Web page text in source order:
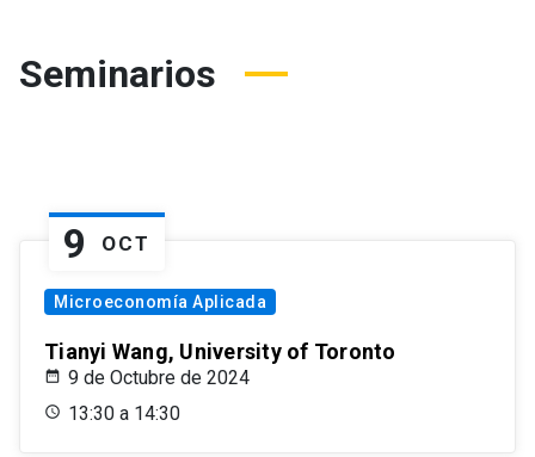
Seminarios
9 OCT
Microeconomía Aplicada
Tianyi Wang, University of Toronto
9 de Octubre de 2024
13:30 a 14:30